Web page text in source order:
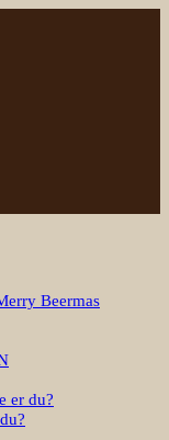
Beermas
er du?